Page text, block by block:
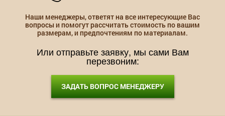
Наши менеджеры, ответят на все интересующие Вас
вопросы и помогут рассчитать стоимость по вашим
размерам, и предпочтениям по материалам.
Или отправьте заявку, мы сами Вам
перезвоним:
ЗАДАТЬ ВОПРОС МЕНЕДЖЕРУ